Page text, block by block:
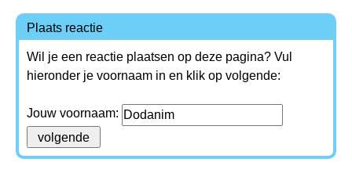
Plaats reactie
Wil je een reactie plaatsen op deze pagina? Vul
hieronder je voornaam in en klik op volgende:
Jouw voornaam: